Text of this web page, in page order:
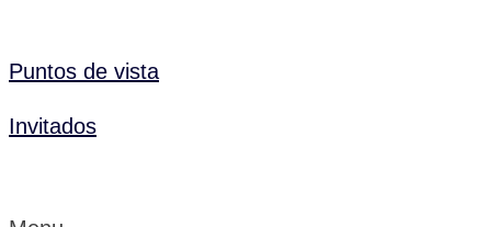
Puntos de vista
Invitados